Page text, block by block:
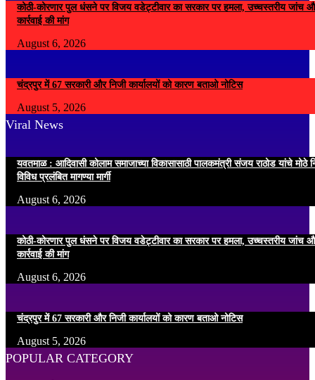
कोठी-कोरणार पुल धंसने पर विजय वडेट्टीवार का सरकार पर हमला, उच्चस्तरीय जांच
कार्रवाई की मांग
August 6, 2026
चंद्रपुर में 67 सरकारी और निजी कार्यालयों को कारण बताओ नोटिस
August 5, 2026
Viral News
यवतमाळ : आदिवासी कोलाम समाजाच्या विकासासाठी पालकमंत्री संजय राठोड यांचे मोठे
विविध प्रलंबित मागण्या मार्गी
August 6, 2026
कोठी-कोरणार पुल धंसने पर विजय वडेट्टीवार का सरकार पर हमला, उच्चस्तरीय जांच
कार्रवाई की मांग
August 6, 2026
चंद्रपुर में 67 सरकारी और निजी कार्यालयों को कारण बताओ नोटिस
August 5, 2026
POPULAR CATEGORY